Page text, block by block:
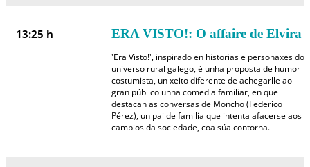
13:25 h ERA VISTO!: O affaire de Elvira
'Era Visto!', inspirado en historias e personaxes do
universo rural galego, é unha proposta de humor
costumista, un xeito diferente de achegarlle ao
gran público unha comedia familiar, en que
destacan as conversas de Moncho (Federico
Pérez), un pai de familia que intenta afacerse aos
cambios da sociedade, coa súa contorna.